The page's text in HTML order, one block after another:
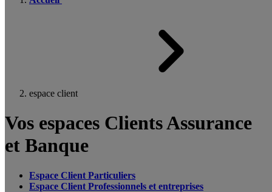
espace client
Vos espaces Clients Assurance
et Banque
Espace Client Particuliers
Espace Client Professionnels et entreprises